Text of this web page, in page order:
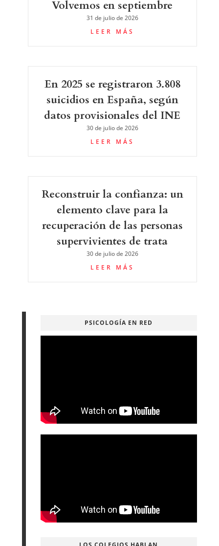
Volvemos en septiembre
31 de julio de 2026
LEER MÁS
En 2025 se registraron 3.808
suicidios en España, según
datos provisionales del INE
30 de julio de 2026
LEER MÁS
Reconstruir la confianza: un
elemento clave para la
recuperación de las personas
supervivientes de trata
30 de julio de 2026
LEER MÁS
PSICOLOGÍA EN RED